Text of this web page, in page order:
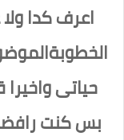
اعرف كدا
حياتى
بس كنت